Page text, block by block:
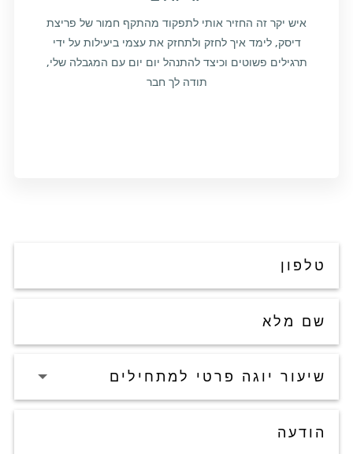
איש יקר זה החזיר אותי לתפקוד מהתקף חמור של פריצת
דיסק, לימד איך לחזק ולתחזק את עצמי ביעילות על ידי
תרגילים פשוטים וכיצד להתנהל יום יום עם המגבלה שלי,
תודה לך חבר